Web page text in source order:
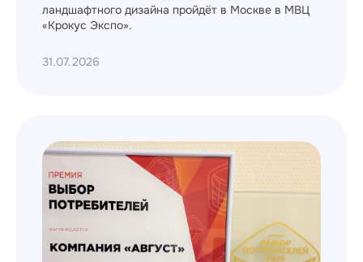
ландшафтного дизайна пройдёт в Москве в МВЦ
«Крокус Экспо».
31.07.2026